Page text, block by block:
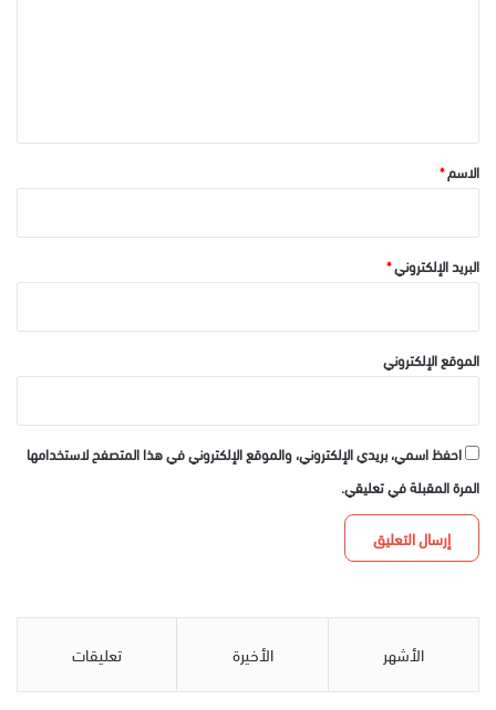
*الاسم*
البريد الإلكتروني*
الموقع الإلكتروني
احفظ اسمي، بريدي الإلكتروني، والموقع الإلكتروني في هذا المتصفح لاستخدامها
المرة المقبلة في تعليقي.
الأشهر الأخيرة تعليقات